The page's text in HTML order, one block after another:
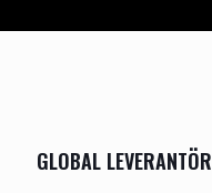
GLOBAL LEVERANTÖR